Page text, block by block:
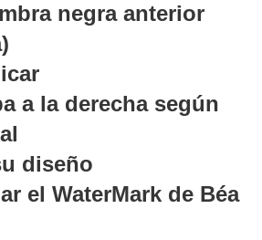
negra anterior
a la derecha según
diseño
el WaterMark de Béa